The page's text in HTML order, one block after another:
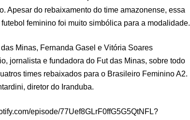
Apesar do rebaixamento do time amazonense, essa
feminino foi muito simbólica para a modalidade.
Minas, Fernanda Gasel e Vitória Soares
jornalista e fundadora do Fut das Minas, sobre todo
times rebaixados para o Brasileiro Feminino A2.
diretor do Iranduba.
episode/77Uef8GLrF0ffG5G5QtNFL?